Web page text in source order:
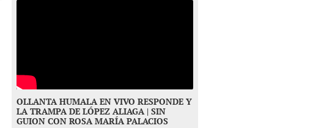
OLLANTA HUMALA EN VIVO RESPONDE Y
LA TRAMPA DE LÓPEZ ALIAGA | SIN
GUION CON ROSA MARÍA PALACIOS